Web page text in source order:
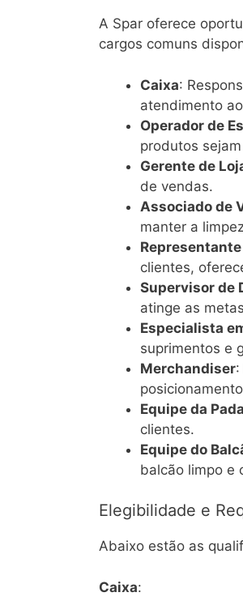
A Spar oferece
cargos comuns
Caixa:
atendimento
Operador de
produtos
Gerente de
de vendas.
Associado de
manter a
clientes,
Supervisor de
atinge as
Especialista
suprimentos e
Merchandiser
Equipe da
clientes.
Equipe do
balcão limpo e
Elegibilidade e
Abaixo estão as
Caixa: